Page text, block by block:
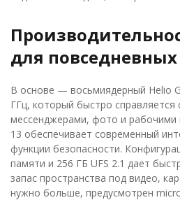
для повседневных
В основе — восьмиядерный Helio
ГГц, который быстро справляется
мессенджерами, фото и рабочими
13 обеспечивает современный
функции безопасности.
памяти и 256 ГБ UFS 2.1 дает
запас пространства под видео,
нужно больше, предусмотрен